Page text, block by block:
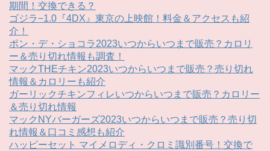
期間！交換できる？
ゴジラ−1.0『4DX』東京の上映館！料金＆アクセスも紹
介！
ポン・デ・ショコラ2023いつからいつまで販売？カロリ
ー＆売り切れ情報も調査！
マックTHEチキン2023いつからいつまで販売？売り切れ
情報＆カロリーも紹介
ガーリックチキンフィレいつからいつまで販売？カロリー
＆売り切れ情報
マックNYバーガーズ2023いつからいつまで販売？売り切
れ情報＆口コミ感想も紹介
ハッピーセット マイメロディ・クロミ識別番号！交換で